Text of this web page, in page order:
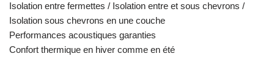
Isolation entre fermettes / Isolation entre et sous chevrons /
Isolation sous chevrons en une couche
Performances acoustiques garanties
Confort thermique en hiver comme en été